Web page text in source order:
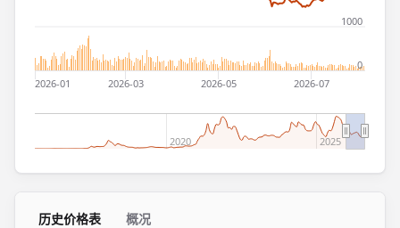
2026-01 2026-03 2026-05 2026-07
2020 2025
1000
0
历史价格表 概况